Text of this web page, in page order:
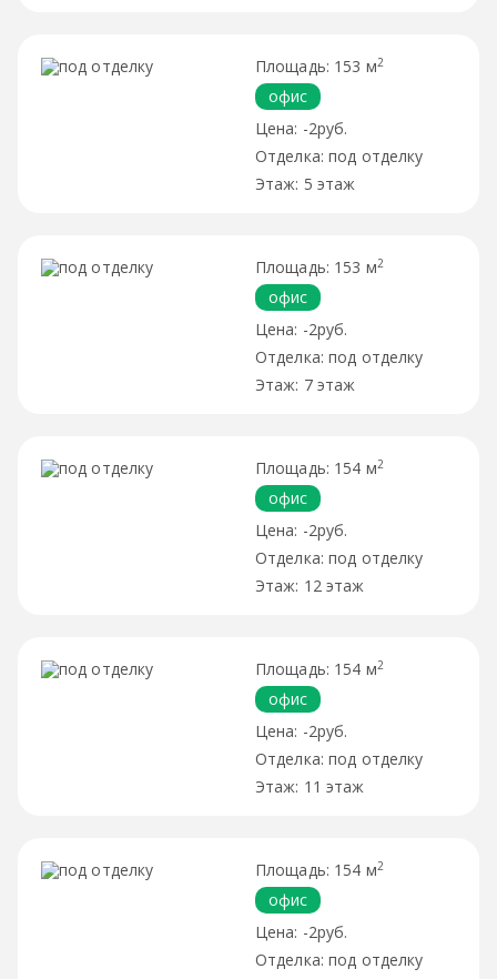
153 м2
офис
-2руб.
под отделку
5 этаж
153 м2
офис
-2руб.
под отделку
7 этаж
154 м2
офис
-2руб.
под отделку
12 этаж
154 м2
офис
-2руб.
под отделку
11 этаж
154 м2
офис
-2руб.
под отделку